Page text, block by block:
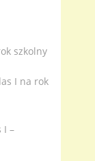
szkolny
I na rok
I –